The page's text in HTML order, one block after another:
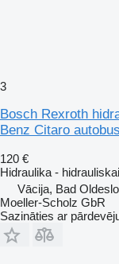
3
Bosch Rexroth
Benz Citaro
120 €
Hidraulika -
Vācija, Bad
Moeller-Scholz GbR
Sazināties ar